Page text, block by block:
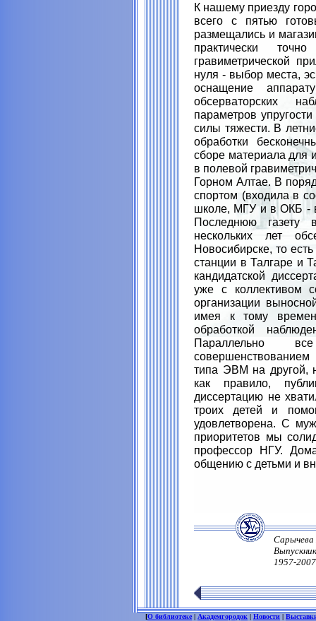
К нашему приезду
всего с пятью
размещались и
практически
гравиметрической
нуля - выбор места,
оснащение
обсерваторских
параметров
силы тяжести. В
обработки
сборе материала для
в полевой
Горном Алтае. В
спортом (входила в
школе, МГУ и в ОКБ -
Последнюю газету
нескольких лет
Новосибирске, то
станции в Талгаре и
кандидатской
уже с коллективом
организации
имея к тому
обработкой
Параллельно
типа ЭВМ на другой,
как правило,
диссертацию не
троих детей и
удовлетворена. С
приоритетов мы
профессор НГУ.
общению с детьми и
1957-
[О библиотеке | Академгородок | Новости |